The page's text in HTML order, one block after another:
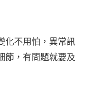
化不用怕，異常訊
節，有問題就要及